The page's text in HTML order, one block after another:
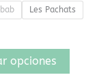
Les Pachats
opciones